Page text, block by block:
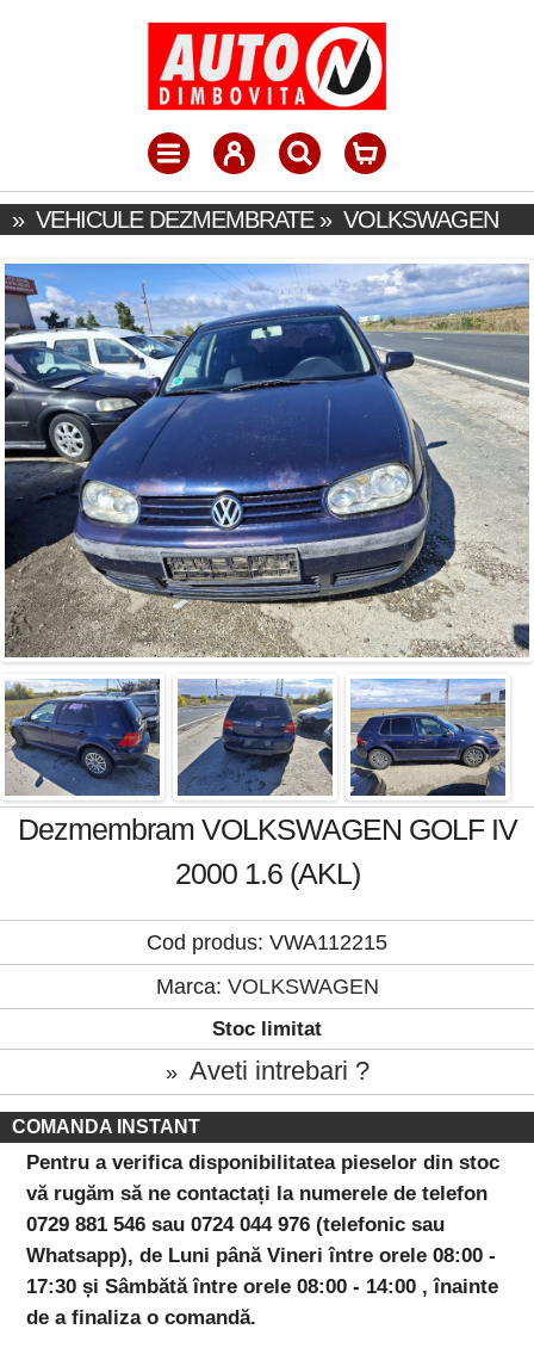
» VEHICULE DEZMEMBRATE» VOLKSWAGEN
Dezmembram VOLKSWAGEN GOLF IV
2000 1.6 (AKL)
Cod produs: VWA112215
Marca: VOLKSWAGEN
Stoc limitat
» Aveti intrebari ?
COMANDA INSTANT
Pentru a verifica disponibilitatea pieselor din stoc
vă rugăm să ne contactați la numerele de telefon
0729 881 546 sau 0724 044 976 (telefonic sau
Whatsapp), de Luni până Vineri între orele 08:00 -
17:30 și Sâmbătă între orele 08:00 - 14:00 , înainte
de a finaliza o comandă.